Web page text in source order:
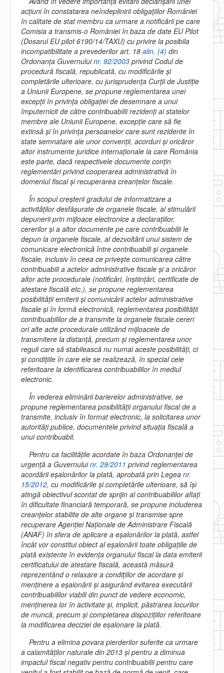
acţiuni în constatarea neîndeplinirii obligaţiilor României
în calitate de stat membru ca urmare a notificării pe care
Comisia a transmis-o României în baza de date EU Pilot
(Dosarul EU pilot 6190/14/TAXU) cu privire la posibila
incompatibilitate a prevederilor art. 18alin. (4) din
Ordonanţa Guvernuluinr. 92/2003 privind Codul de
procedură fiscală, republicată, cu modificările şi
completările ulterioare, cu jurisprudenţa Curţii de Justiţie
a Uniunii Europene, se propune reglementarea unei
excepţii în privinţa obligaţiei de desemnare a unui
împuternicit de către contribuabilii rezidenţi ai statelor
membre ale Uniunii Europene, excepţie care să fie
extinsă şi în privinţa persoanelor care sunt rezidente în
state semnatare ale unor convenţii, acorduri şi oricăror
altor instrumente juridice internaţionale la care România
este parte, dacă respectivele documente conţin
reglementări privind cooperarea administrativă în
domeniul fiscal şi recuperarea creanţelor fiscale.
În scopul creşterii gradului de informatizare a
activităţilor desfăşurate de organele fiscale, al stimulării
depunerii prin mijloace electronice a declaraţiilor,
cererilor şi a altor documente pe care contribuabilii le
depun la organele fiscale, al dezvoltării unui sistem de
comunicare electronică între contribuabili şi organele
fiscale, inclusiv în ceea ce priveşte comunicarea către
contribuabili a actelor administrative fiscale şi a oricăror
altor acte procedurale (notificări, înştiinţări, certificate de
atestare fiscală etc.), se propune reglementarea
posibilităţii emiterii şi comunicării actelor administrative
fiscale şi în formă electronică, reglementarea posibilităţii
contribuabililor de a transmite la organele fiscale cereri
ori alte acte procedurale utilizând mijloacele de
transmitere la distanţă, precum şi reglementarea unor
reguli care să stabilească nu numai aceste posibilităţi, ci
şi condiţiile în care ele se realizează, în special cele
referitoare la identificarea contribuabililor în mediul
electronic.
În vederea eliminării barierelor administrative, se
propune reglementarea posibilităţii organului fiscal de a
transmite, inclusiv în format electronic, la solicitarea unor
autorităţi publice, documentele privind situaţia fiscală a
unui contribuabil.
Pentru ca facilităţile acordate în baza Ordonanţei de
urgenţă a Guvernuluinr. 29/2011 privind reglementarea
acordării eşalonărilor la plată, aprobată prin Legeanr.
15/2012, cu modificările şi completările ulterioare, să îşi
atingă obiectivul scontat de sprijin al contribuabililor aflaţi
în dificultate financiară temporară, se propune includerea
creanţelor stabilite de alte organe şi transmise spre
recuperare Agenţiei Naţionale de Administrare Fiscală
(ANAF) în sfera de aplicare a eşalonărilor la plată, astfel
încât vor constitui obiect al eşalonării toate obligaţiile de
plată existente în evidenţa organului fiscal la data emiterii
certificatului de atestare fiscală, această măsură
reprezentând o relaxare a condiţiilor de acordare şi
menţinere a eşalonării şi asigurând evitarea executării
contribuabililor viabili din punct de vedere economic,
menţinerea lor în activitate şi, implicit, păstrarea locurilor
de muncă, precum şi completarea dispoziţiilor referitoare
la modificarea deciziei de eşalonare la plată.
Pentru a elimina povara pierderilor suferite ca urmare
a calamităţilor naturale din 2013 şi pentru a diminua
impactul fiscal negativ pentru contribuabilii pentru care